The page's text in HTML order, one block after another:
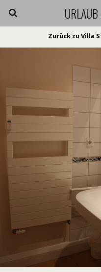
Zurück zu Villa